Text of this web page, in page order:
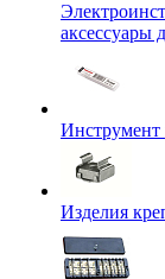
аксессуары
Инструмент
Изделия